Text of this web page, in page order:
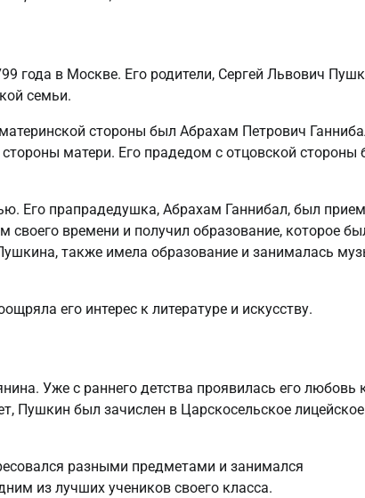
года в Москве. Его родители, Сергей Львович
семьи.
стороны был Абрахам Петрович
матери. Его прадедом с отцовской стороны
Его прапрадедушка, Абрахам Ганнибал, был
времени и получил образование, которое
также имела образование и занималась
его интерес к литературе и искусству.
Уже с раннего детства проявилась его любовь
Пушкин был зачислен в Царскосельское лицейское
разными предметами и занимался
из лучших учеников своего класса.